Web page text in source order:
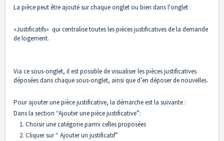
La pièce peut être ajouté sur chaque onglet ou bien dans l'onglet
«Justificatifs» qui centralise toutes les pièces justificatives de la demande
de logement.
Via ce sous-onglet, il est possible de visualiser les pièces justificatives
déposées dans chaque sous-onglet, ainsi que d’en déposer de nouvelles.
Pour ajouter une pièce justificative, la démarche est la suivante :
Dans la section “Ajouter une pièce justificative”:
1. Choisir une catégorie parmi celles proposées
2. Cliquer sur “ Ajouter un justificatif”